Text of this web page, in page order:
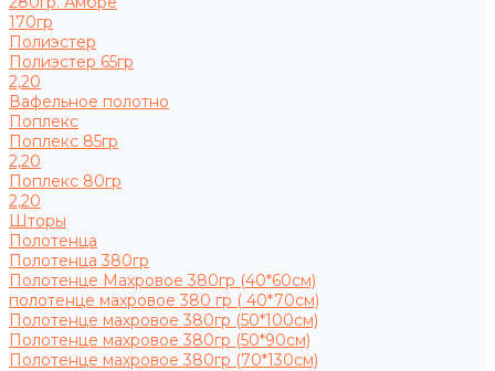
170гр
Полиэстер
Полиэстер 65гр
2,20
Вафельное полотно
Поплекс
Поплекс 85гр
2,20
Поплекс 80гр
2,20
Шторы
Полотенца
Полотенца 380гр
Полотенце Махровое 380гр (40*60см)
полотенце махровое 380 гр ( 40*70см)
Полотенце махровое 380гр (50*100см)
Полотенце махровое 380гр (50*90см)
Полотенце махровое 380гр (70*130см)